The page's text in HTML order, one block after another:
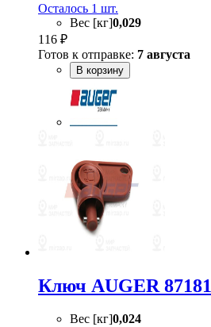
Осталось 1 шт.
Вес [кг]0,029
116 ₽
Готов к отправке: 7 августа
В корзину
Ключ AUGER 87181
Вес [кг]0,024